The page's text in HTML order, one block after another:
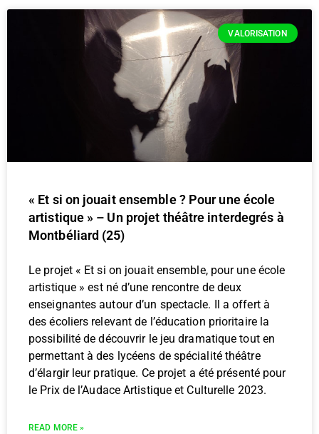
VALORISATION
« Et si on jouait ensemble ? Pour une école
artistique » – Un projet théâtre interdegrés à
Montbéliard (25)
Le projet « Et si on jouait ensemble, pour une école
artistique » est né d’une rencontre de deux
enseignantes autour d’un spectacle. Il a offert à
des écoliers relevant de l’éducation prioritaire la
possibilité de découvrir le jeu dramatique tout en
permettant à des lycéens de spécialité théâtre
d’élargir leur pratique. Ce projet a été présenté pour
le Prix de l’Audace Artistique et Culturelle 2023.
READ MORE »